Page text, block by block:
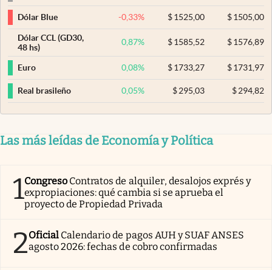
Dólar Blue -0,33% $ 1525,00 $1505,00
Dólar CCL (GD30,
48 hs)
0,87% $ 1585,52 $1576,89
Euro 0,08% $ 1733,27 $1731,97
Real brasileño 0,05% $ 295,03 $294,82
Las más leídas de Economía y Política
1Congreso Contratos de alquiler, desalojos exprés y
expropiaciones: qué cambia si se aprueba el
proyecto de Propiedad Privada
2Oficial Calendario de pagos AUH y SUAF ANSES
agosto 2026: fechas de cobro confirmadas